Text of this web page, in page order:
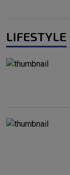
LIFESTYLE